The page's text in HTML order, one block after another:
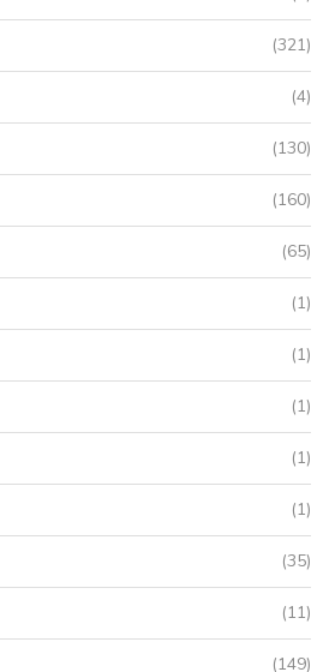
(321)
(4)
(130)
(160)
(65)
(1)
(1)
(1)
(1)
(1)
(35)
(11)
(149)